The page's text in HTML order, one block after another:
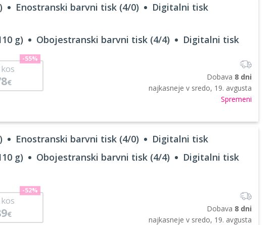
Enostranski barvni tisk (4/0) Digitalni tisk
g) Obojestranski barvni tisk (4/4) Digitalni tisk
kos
€
-55%
Dobava 8 dni
najkasneje v sredo, 19. avgusta
Spremeni
Enostranski barvni tisk (4/0)
Digitalni tisk
g) Obojestranski barvni tisk (4/4) Digitalni tisk
kos
€
-52%
Dobava 8 dni
najkasneje v sredo, 19. avgusta